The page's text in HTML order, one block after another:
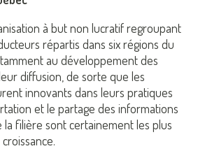
à but non lucratif regroupant
répartis dans six régions du
au développement des
diffusion, de sorte que les
innovants dans leurs pratiques
et le partage des informations
filière sont certainement les plus